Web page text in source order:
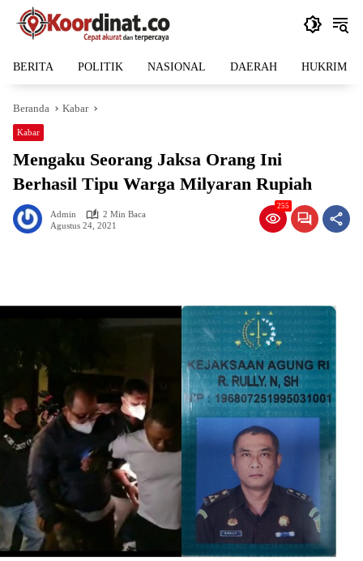
Langsung
BERITA POLITIK NASIONAL DAERAH HUKRIM
Beranda Kabar
Kabar
Mengaku Seorang Jaksa Orang Ini
Berhasil Tipu Warga Milyaran Rupiah
Admin
2 Min Baca
Agustus 24, 2021
255